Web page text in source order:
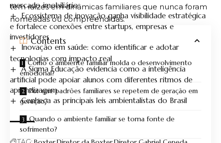
mercado imobiliário
Ecossistema de inovação ganha visibilidade estratégica
e fortalece conexões entre startups, empresas e
investidores
Inovação em saúde: como identificar e adotar
tecnologias com impacto real
A Sigma Educação evidencia como a inteligência
artificial pode apoiar alunos com diferentes ritmos de
aprendizagem
Conheça as principais leis ambientalistas do Brasil
tem raízes em dinâmicas familiares que nunca foram
nomeadas ou compreendidas.
Contents
Como o ambiente familiar molda o desenvolvimento
emocional?
Por que padrões familiares se repetem de geração em
geração?
Quando o ambiente familiar se torna fonte de
sofrimento?